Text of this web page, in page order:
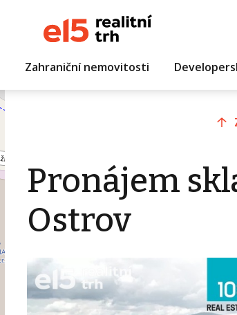
Zahraniční nemovitosti
Pronájem
Ostrov